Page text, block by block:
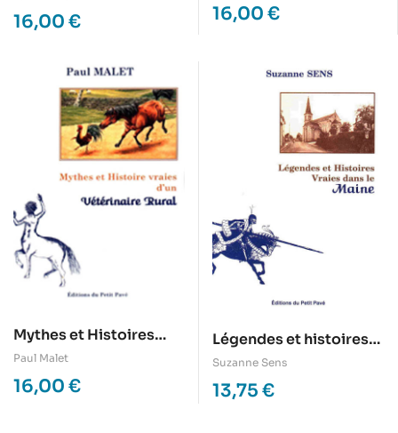
cité
16,00 € 16,00 €
Mythes et Histoires
vraies d’un vétérinaire
rural
Paul Malet
16,00 €
Légendes et histoires
vraies dans le Maine
Suzanne Sens
13,75 €